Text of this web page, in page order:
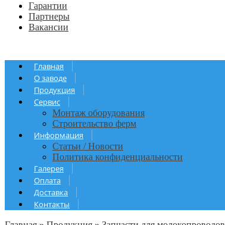
Гарантии
Партнеры
Вакансии
Главная
О заводе
Продукция
Сервис
Монтаж оборудования
Строительство ферм
Информация
Статьи / Новости
Политика конфиденциальности
Галерея
Оплата
Доставка
Контакты